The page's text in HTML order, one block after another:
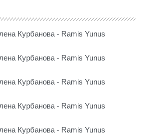
Курбанова - Ramis Yunus
Курбанова - Ramis Yunus
Курбанова - Ramis Yunus
Курбанова - Ramis Yunus
Курбанова - Ramis Yunus